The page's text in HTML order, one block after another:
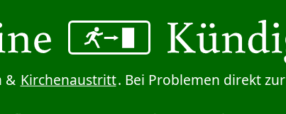
& Kirchenaustritt. Bei Problemen direkt zur